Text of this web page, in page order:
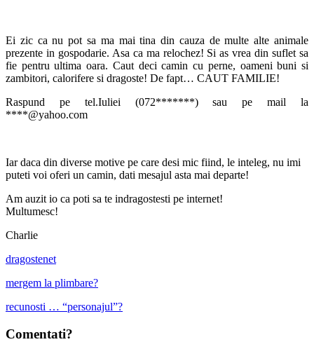
Ei zic ca nu pot sa ma mai tina din cauza de multe alte animale
prezente in gospodarie. Asa ca ma relochez! Si as vrea din suflet sa
fie pentru ultima oara. Caut deci camin cu perne, oameni buni si
zambitori, calorifere si dragoste! De fapt… CAUT FAMILIE!
Raspund pe tel.Iuliei (072*******) sau pe mail la
****@yahoo.com
Iar daca din diverse motive pe care desi mic fiind, le inteleg, nu imi
puteti voi oferi un camin, dati mesajul asta mai departe!
Am auzit io ca poti sa te indragostesti pe internet!
Multumesc!
Charlie
dragostenet
mergem la plimbare?
recunosti … “personajul”?
Comentati?